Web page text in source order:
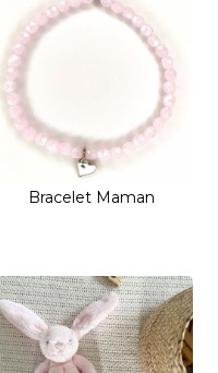
Bracelet Maman